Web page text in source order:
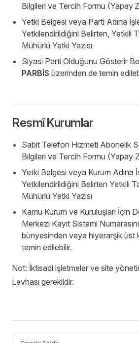
Bilgileri ve Tercih Formu (Yapay
Yetki Belgesi veya Parti Adına
Yetkilendirildiğini Belirten, Yetkili
Mühürlü Yetki Yazısı
Siyasi Parti Olduğunu Gösterir
PARBİS üzerinden de temin
ResmîKurumlar
Sabit Telefon Hizmeti Abonelik
Bilgileri ve Tercih Formu (Yapay
Yetki Belgesi veya Kurum Adına
Yetkilendirildiğini Belirten Yetkili
Mühürlü Yetki Yazısı
Kamu Kurum ve Kuruluşları İçin
Merkezi Kayıt Sistemi
bünyesinden veya hiyerarşik üst
temin edilebilir.
Not: İktisadi işletmeler ve site
Levhası gereklidir.
Pager